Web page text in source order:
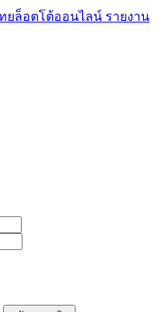
ทยล็อตโต้ออนไลน์ รายงาน